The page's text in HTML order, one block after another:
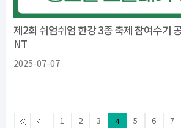
제2회 쉬엄쉬엄 한강 3종 축제 참여수기
NT
2025-07-07
1 2 3 4 5 6 7